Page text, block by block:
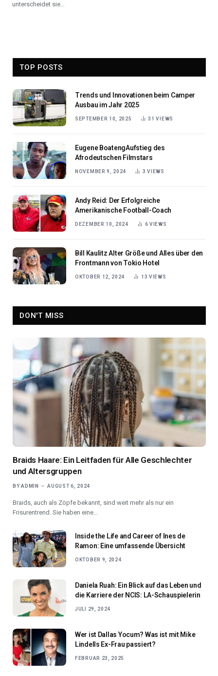
unterscheidet sie…
TOP POSTS
Trends und Innovationen beim Camper
Ausbau im Jahr 2025
SEPTEMBER 10, 2025 31VIEWS
Eugene BoatengAufstieg des
Afrodeutschen Filmstars
NOVEMBER 9, 2024 3VIEWS
Andy Reid: Der Erfolgreiche
Amerikanische Football-Coach
DEZEMBER 10, 2024 6VIEWS
Bill Kaulitz Alter Größe und Alles über den
Frontmann von Tokio Hotel
OKTOBER 12, 2024 13VIEWS
DON'T MISS
Braids Haare: Ein Leitfaden für Alle Geschlechter
und Altersgruppen
BY ADMIN AUGUST 6, 2024
Braids, auch als Zöpfe bekannt, sind weit mehr als nur ein
Frisurentrend. Sie haben eine…
Inside the Life and Career of Ines de
Ramon: Eine umfassende Übersicht
OKTOBER 9, 2024
Daniela Ruah: Ein Blick auf das Leben und
die Karriere der NCIS: LA-Schauspielerin
JULI 29, 2024
Wer ist Dallas Yocum? Was ist mit Mike
Lindells Ex-Frau passiert?
FEBRUAR 23, 2025